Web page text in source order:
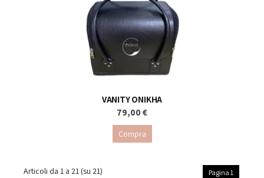
VANITY ONIKHA
79,00 €
Compra
Pagina 1
Articoli da 1 a 21 (su 21)